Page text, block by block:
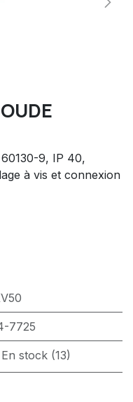
9, IP 40,
à vis et connexion
7725
En stock (13)